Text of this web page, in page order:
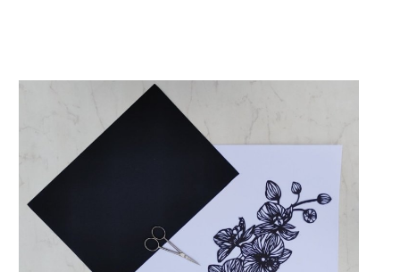
nous
et la
structure du
site Web, en
fonction de la
façon dont le
site Web est
utilisé.